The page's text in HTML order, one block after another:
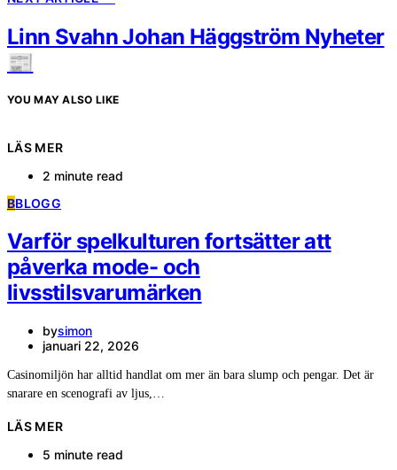
Linn Svahn Johan Häggström Nyheter
📰
YOU MAY ALSO LIKE
LÄS MER
2 minute read
BBLOGG
Varför spelkulturen fortsätter att
påverka mode- och
livsstilsvarumärken
bysimon
januari 22, 2026
Casinomiljön har alltid handlat om mer än bara slump och pengar. Det är
snarare en scenografi av ljus,…
LÄS MER
5 minute read